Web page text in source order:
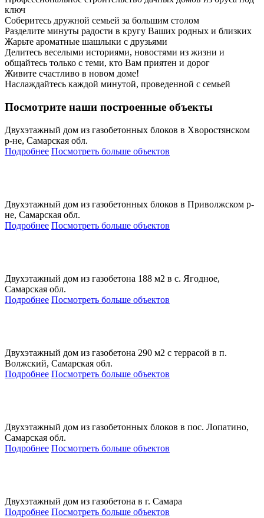
ключ
Соберитесь дружной семьей за большим столом
Разделите минуты радости в кругу Ваших родных и близких
Жарьте ароматные шашлыки с друзьями
Делитесь веселыми историями, новостями из жизни и
общайтесь только с теми, кто Вам приятен и дорог
Живите счастливо в новом доме!
Наслаждайтесь каждой минутой, проведенной с семьей
Посмотрите наши построенные объекты
Двухэтажный дом из газобетонных блоков в Хворостянском
р-не, Самарская обл.
Подробнее Посмотреть больше объектов
Двухэтажный дом из газобетонных блоков в Приволжском р-
не, Самарская обл.
Подробнее Посмотреть больше объектов
Двухэтажный дом из газобетона 188 м2 в с. Ягодное,
Самарская обл.
Подробнее Посмотреть больше объектов
Двухэтажный дом из газобетона 290 м2 с террасой в п.
Волжский, Самарская обл.
Подробнее Посмотреть больше объектов
Двухэтажный дом из газобетонных блоков в пос. Лопатино,
Самарская обл.
Подробнее Посмотреть больше объектов
Двухэтажный дом из газобетона в г. Самара
Подробнее Посмотреть больше объектов